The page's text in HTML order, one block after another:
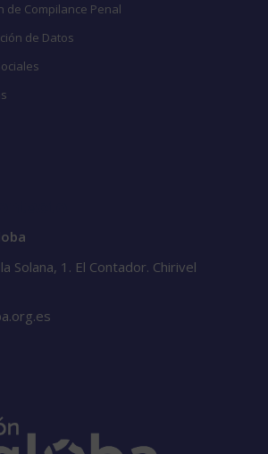
de Compilance Penal
de Datos
Solana, 1. El Contador. Chirivel